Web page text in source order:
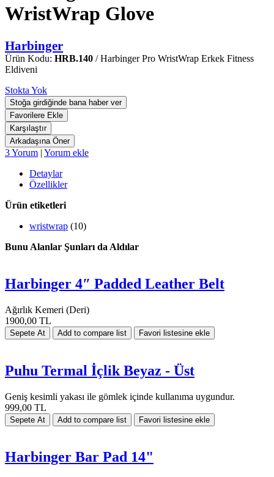
WristWrap Glove
Harbinger
Ürün Kodu: HRB.140 / Harbinger Pro WristWrap Erkek Fitness
Eldiveni
Stokta Yok
3 Yorum | Yorum ekle
Detaylar
Özellikler
Ürün etiketleri
wristwrap (10)
Bunu Alanlar Şunları da Aldılar
Harbinger 4″ Padded Leather Belt
Ağırlık Kemeri (Deri)
1900,00 TL
Puhu Termal İçlik Beyaz - Üst
Geniş kesimli yakası ile gömlek içinde kullanıma uygundur.
999,00 TL
Harbinger Bar Pad 14"